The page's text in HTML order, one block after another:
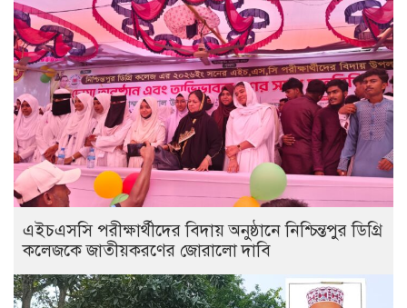
এইচএসসি পরীক্ষার্থীদের বিদায় অনুষ্ঠানে নিশ্চিন্তপুর ডিগ্রি
কলেজকে জাতীয়করণের জোরালো দাবি